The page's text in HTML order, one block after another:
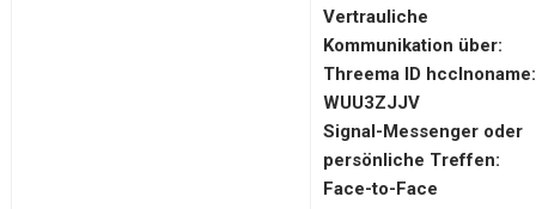
Vertrauliche
Kommunikation über:
Threema ID hcclnoname:
WUU3ZJJV
Signal-Messenger oder
persönliche Treffen:
Face-to-Face